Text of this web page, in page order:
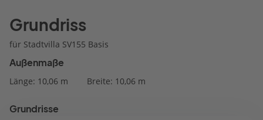
Grundriss
für Stadtvilla SV155 Basis
Außenmaße
Länge: 10,06 m Breite: 10,06 m
Grundrisse